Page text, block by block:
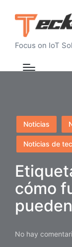
Focus on IoT
Publicado
en
Noticias
Noticias de
cómo
No hay